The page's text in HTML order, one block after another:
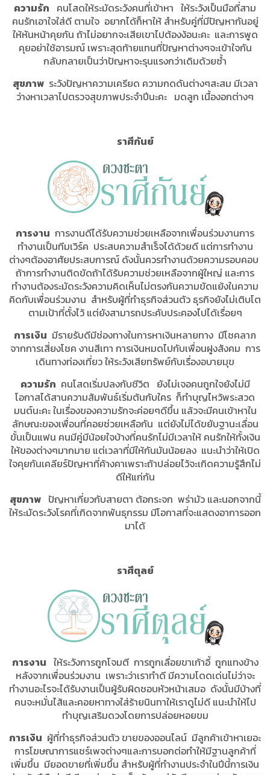
ความรัก คนโสดให้ระมัดระวังคนที่เข้าหา ให้ระวังเป็นมือที่สาม
คนรักเอาใจใส่ดี ตามใจ อยากได้ก็หาให้ สำหรับคู่ที่มีปัญหากันอยู่
ให้หันหน้าคุยกัน ถ้าไม่อยากจะเสียเขาไปต้องง้อนะคะ และการพูด
คุยอย่าใช้อารมณ์ เพราะสุดท้ายแทนที่ปัญหาต่างๆจะเข้าใจกัน
กลับกลายเป็นว่าปัญหาจะรุนแรงกว่าเดิมด้วยซ้ำ
สุขภาพระวังปัญหาความเครียด ความกดดันต่างๆสะสม มีเวลา
ว่างหาเวลาไปตรวจสุขภาพประจำปีนะคะ มดลูก เนื้องอกต่างๆ
ราศีกันย์
การงาน การงานดีได้รับความช่วยเหลือจากเพื่อนร่วมงานการ
ทำงานเป็นทีมเวิร์ค ประสบความสำเร็จได้ด้วยดี แต่การทำงาน
ต่างๆต้องอาศัยประสบการณ์ ดังนั้นควรทำงานด้วยความรอบคอบ
ถ้าการทำงานติดขัดถ้าได้รับความช่วยเหลือจากผู้ใหญ่ และการ
ทำงานต้องระมัดระวังความคิดเห็นไม่ตรงกันความขัดแย้งในความ
คิดกับเพื่อนร่วมงาน สำหรับผู้ที่ทำธุรกิจส่วนตัว ธุรกิจยังไม่เติบโต
ตามเป้าที่ตั้งไว้ แต่ยังสามารถประคับประคองไปได้เรื่อยๆ
การเงิน มีรายรับดีมีช่องทางในการหาเงินหลายทาง มีโชคลาภ
จากการเสี่ยงโชค งานสีเทา การเงินหมดไปกับเพื่อนฝูงสังคม การ
เดินทางท่องเที่ยว ให้ระวังเสียทรัพย์กับเรื่องอบายมุข
ความรัก คนโสดเริ่มปลงกับชีวิต ยังไม่เจอคนถูกใจยังไม่มี
โอกาสได้สานความสัมพันธ์เริ่มต้นกับใคร ก็ทำบุญไหว้พระสวด
มนต์นะคะ ในเรื่องของความรักจะค่อยๆดีขึ้น แล้วจะมีคนเข้าหาใน
ลักษณะของเพื่อนที่คอยช่วยเหลือกัน แต่ยังไม่ได้ขยับฐานะเลื่อน
ขั้นเป็นแฟน คนมีคู่มีน้อยใจบ้างที่คนรักไม่มีเวลาให้ คนรักให้ทั้งเงิน
ให้ของต่างๆมากมาย แต่เวลาที่มีให้กันมันน้อยลง แนะนำว่าให้เปิด
ใจคุยกันเคลียร์ปัญหาที่ค้างคาเพราะถ้าปล่อยไว้จะเกิดความรู้สึกไม่
ดีให้แก่กัน
สุขภาพปัญหาเกี่ยวกับสายตา ต้อกระจก พร่ามัว และนอกจากนี้
ให้ระมัดระวังโรคที่เกิดจากพันธุกรรม มีโอกาสที่จะแสดงอาการออก
มาได้
ราศีตุลย์
การงาน ให้ระวังการถูกโจมตี การถูกเลื่อยขาเก้าอี้ ถูกแทงข้าง
หลังจากเพื่อนร่วมงาน เพราะว่าเราทำดี มีความโดดเด่นไม่ว่าจะ
ทำงานอะไรจะได้รับงานเป็นผู้รับผิดชอบหัวหน้าเสมอ ดังนั้นมีบ้างที่
คนจะหมั่นไส้และคอยหาทางใส่ร้ายนินทาให้เราดูไม่ดี แนะนำให้ไป
ทำบุญเสริมดวงโดยการปล่อยหอยขม
การเงิน ผู้ที่ทำธุรกิจส่วนตัว ขายของออนไลน์ มีลูกค้าเข้าหาเยอะ
การโฆษณาการแชร์เพจต่างๆและการบอกต่อทำให้มีฐานลูกค้าที่
เพิ่มขึ้น มียอดขายที่เพิ่มขึ้น สำหรับผู้ที่ทำงานประจำในปีนี้การเงิน